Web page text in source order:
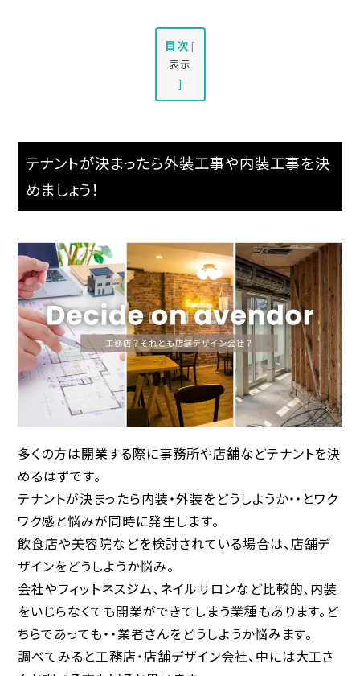
目次 [
表示
]
テナントが決まったら外装工事や内装工事を決
めましょう！
多くの方は開業する際に事務所や店舗などテナントを決
めるはずです。
テナントが決まったら内装・外装をどうしようか・・とワク
ワク感と悩みが同時に発生します。
飲食店や美容院などを検討されている場合は、店舗デ
ザインをどうしようか悩み。
会社やフィットネスジム、ネイルサロンなど比較的、内装
をいじらなくても開業ができてしまう業種もあります。ど
ちらであっても・・業者さんをどうしようか悩みます。
調べてみると工務店・店舗デザイン会社、中には大工さ